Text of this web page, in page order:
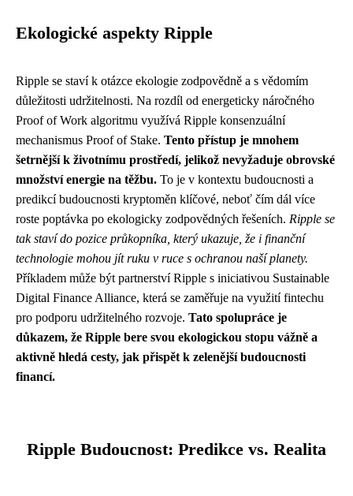
Ekologické aspekty Ripple
Ripple se staví k otázce ekologie zodpovědně a s vědomím
důležitosti udržitelnosti. Na rozdíl od energeticky náročného
Proof of Work algoritmu využívá Ripple konsenzuální
mechanismus Proof of Stake. Tento přístup je mnohem
šetrnější k životnímu prostředí, jelikož nevyžaduje obrovské
množství energie na těžbu. To je v kontextu budoucnosti a
predikcí budoucnosti kryptoměn klíčové, neboť čím dál více
roste poptávka po ekologicky zodpovědných řešeních. Ripple se
tak staví do pozice průkopníka, který ukazuje, že i finanční
technologie mohou jít ruku v ruce s ochranou naší planety.
Příkladem může být partnerství Ripple s iniciativou Sustainable
Digital Finance Alliance, která se zaměřuje na využití fintechu
pro podporu udržitelného rozvoje. Tato spolupráce je
důkazem, že Ripple bere svou ekologickou stopu vážně a
aktivně hledá cesty, jak přispět k zelenější budoucnosti
financí.
Ripple Budoucnost: Predikce vs. Realita